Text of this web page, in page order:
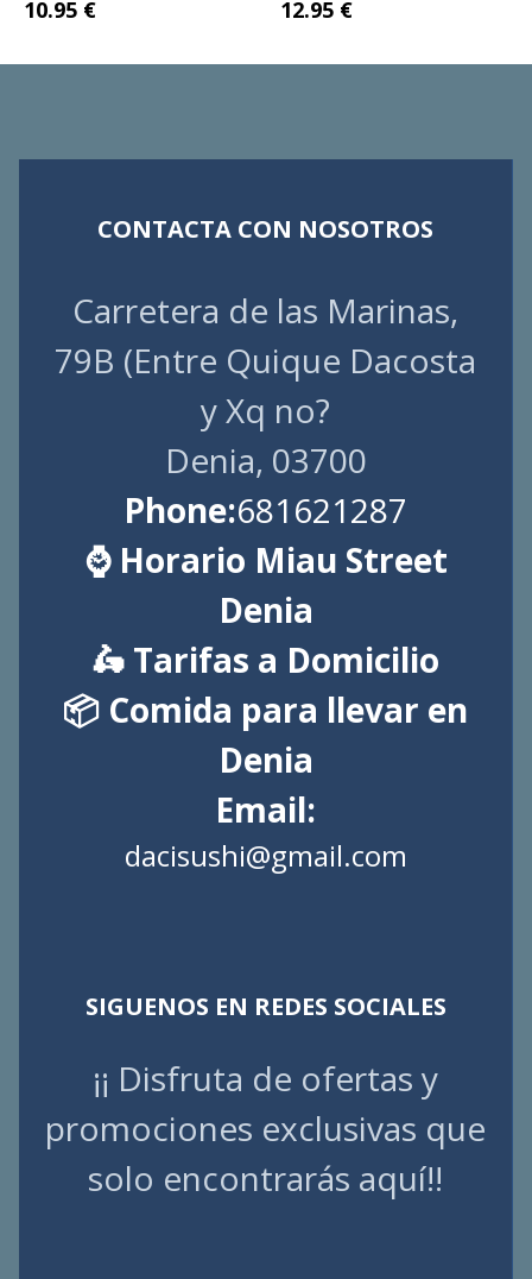
10.95 € 12.95 €
CONTACTA CON NOSOTROS
Carretera de las Marinas,
79B (Entre Quique Dacosta
y Xq no?
Denia, 03700
Phone:681621287
⌚ Horario Miau Street
Denia
🛵 Tarifas a Domicilio
📦 Comida para llevar en
Denia
Email:
dacisushi@gmail.com
SIGUENOS EN REDES SOCIALES
¡¡ Disfruta de ofertas y
promociones exclusivas que
solo encontrarás aquí!!